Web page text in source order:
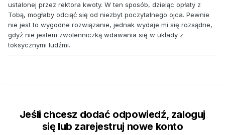
ustalonej przez rektora kwoty. W ten sposób, dzieląc opłaty z
Tobą, mogłaby odciąć się od niezbyt poczytalnego ojca. Pewnie
nie jest to wygodne rozwiązanie, jednak wydaje mi się rozsądne,
gdyż nie jestem zwolenniczką wdawania się w układy z
toksycznymi ludźmi.
Jeśli chcesz dodać odpowiedź, zaloguj
się lub zarejestruj nowe konto